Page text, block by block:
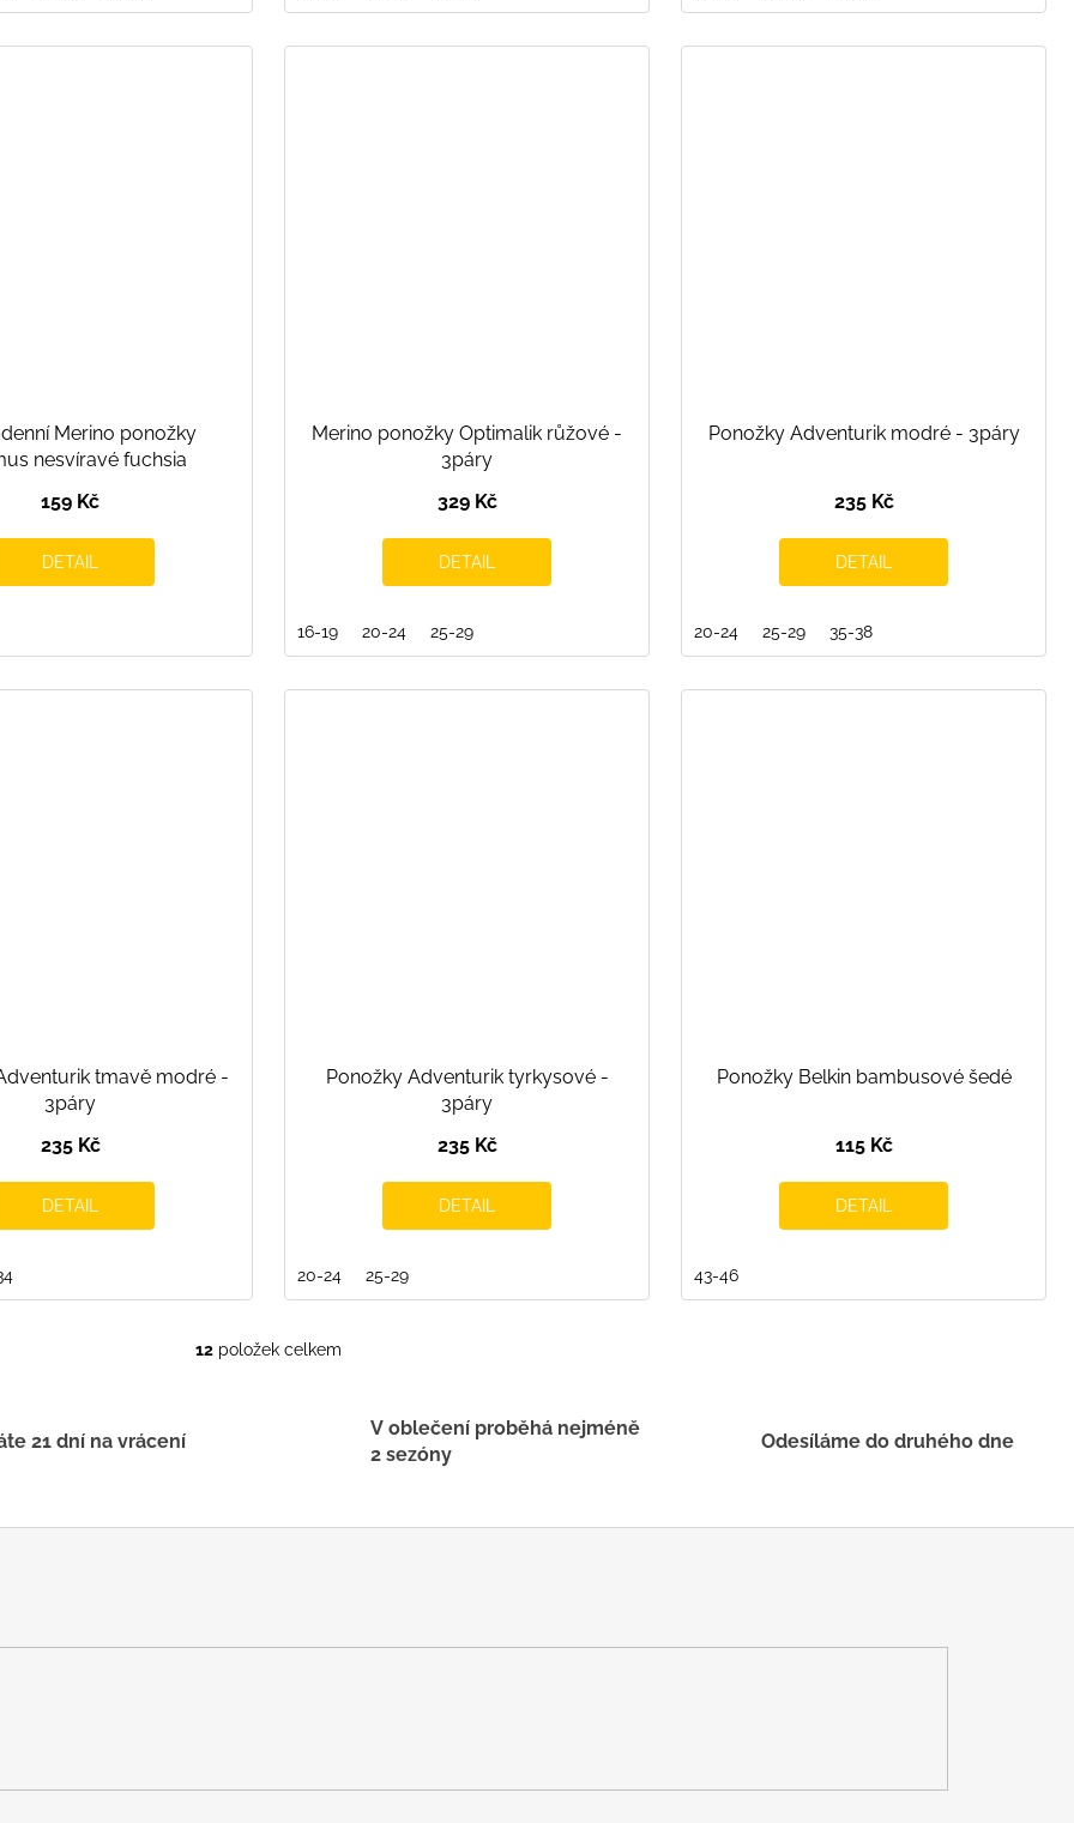
Merino ponožky
nesvíravé fuchsia
159 Kč
DETAIL
Merino ponožky Optimalik růžové -
3páry
329 Kč
DETAIL
16-19 20-24 25-29
Ponožky Adventurik modré - 3páry
235 Kč
DETAIL
20-24 25-29 35-38
tmavě modré -
3páry
235 Kč
DETAIL
Ponožky Adventurik tyrkysové -
3páry
235 Kč
DETAIL
20-24 25-29
Ponožky Belkin bambusové šedé
115 Kč
DETAIL
43-46
O
c
k
i
12 položek celkem
21 dní na vrácení
V oblečení proběhá nejméně
2 sezóny
Odesíláme do druhého dne